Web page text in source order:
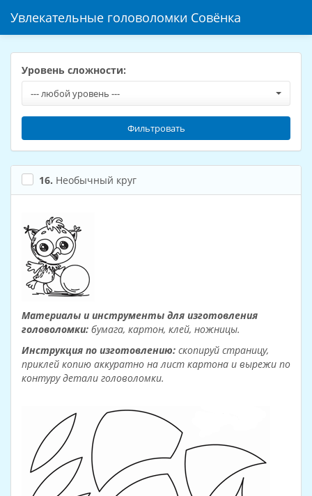
Увлекательные головоломки Совёнка
Уровень сложности:
--- любой уровень ---
Фильтровать
16. Необычный круг
Материалы и инструменты для изготовления
головоломки: бумага, картон, клей, ножницы.
Инструкция по изготовлению: скопируй страницу,
приклей копию аккуратно на лист картона и вырежи по
контуру детали головоломки.